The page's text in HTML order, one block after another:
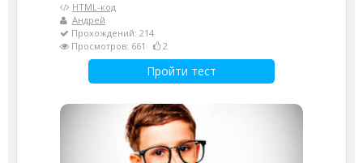
HTML-код
Андрей
Прохождений: 214
Просмотров: 661
2
Пройти тест